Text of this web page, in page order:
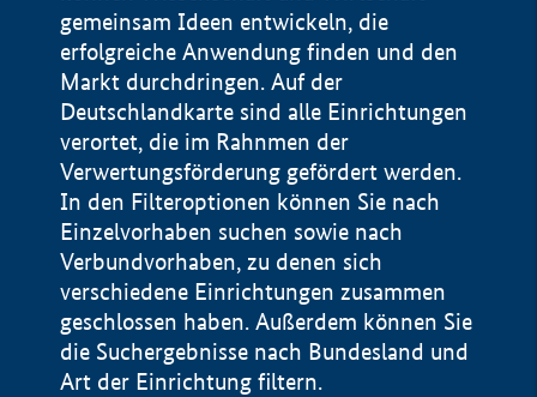
gemeinsam Ideen entwickeln, die
erfolgreiche Anwendung finden und den
Markt durchdringen. Auf der
Deutschlandkarte sind alle Einrichtungen
verortet, die im Rahnmen der
Verwertungsförderung gefördert werden.
In den Filteroptionen können Sie nach
Einzelvorhaben suchen sowie nach
Verbundvorhaben, zu denen sich
verschiedene Einrichtungen zusammen
geschlossen haben. Außerdem können Sie
die Suchergebnisse nach Bundesland und
Art der Einrichtung filtern.